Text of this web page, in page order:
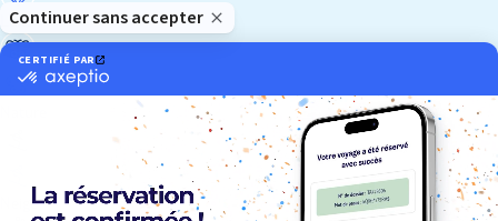
Luxe
Neige